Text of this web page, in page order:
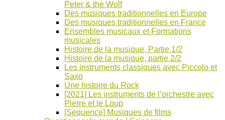
Peter & the Wolf
Des musiques traditionnelles en Europe
Des musiques traditionnelles en France
Ensembles musicaux et Formations
musicales
Histoire de la musique, Partie 1/2
Histoire de la musique, partie 2/2
Les instruments classiques avec Piccolo et
Saxo
Une histoire du Rock
[2021] Les instruments de l’orchestre avec
Pierre et le Loup
[Sequence] Musiques de films